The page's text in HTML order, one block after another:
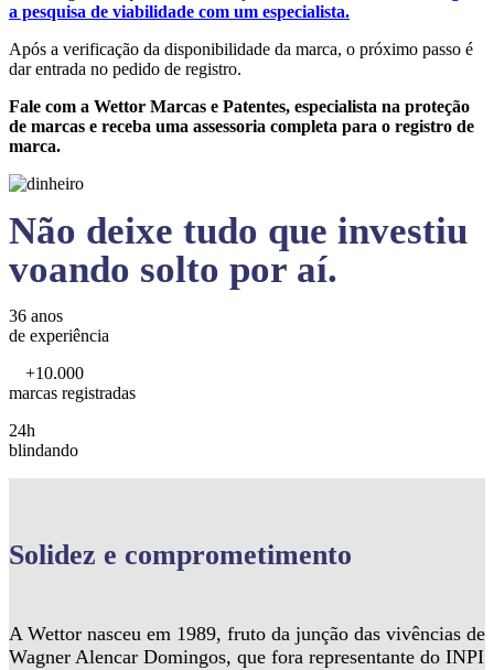
a pesquisa de viabilidade com um especialista.
Após a verificação da disponibilidade da marca, o próximo passo é
dar entrada no pedido de registro.
Fale com a Wettor Marcas e Patentes, especialista na proteção
de marcas e receba uma assessoria completa para o registro de
marca.
Não deixe tudo que investiu
voando solto por aí.
36 anos
de experiência
+10.000
marcas registradas
24h
blindando
Solidez e comprometimento
A Wettor nasceu em 1989, fruto da junção das vivências de
Wagner Alencar Domingos, que fora representante do INPI